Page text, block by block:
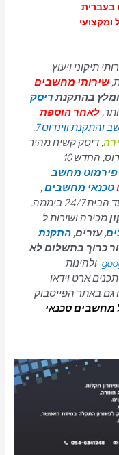
בעברית
ומקצועי
תיקוני ויעוץ
שירותי מחשבים
בהתקנתדיסק
לאחר הוספת
והתקנת ווינדוס 7 ,
, דיסק קשיח מהיר
ביותר משדרג את המחשב, התקנת ווינדוס, החדש 10
פירמוט מחשב
טכנאי מחשבים,
עד הבית 24/7 ביממה.
מכירה ושירות ל
, עזרים,התקנת
כרוך בתשלום לא
ולהינות
ארט וידאו
גם באתר הפייסבוק
מחשבים טכנאי